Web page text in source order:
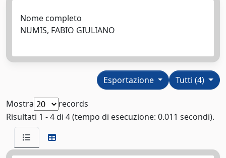
Nome completo
NUMIS, FABIO GIULIANO
Tutti (4)
Esportazione
Mostra
records
Risultati 1 - 4 di 4 (tempo di esecuzione: 0.011 secondi).